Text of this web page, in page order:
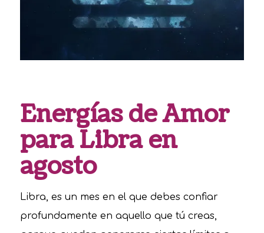
Energías de Amor
para Libra en
agosto
Libra, es un mes en el que debes confiar
profundamente en aquello que tú creas,